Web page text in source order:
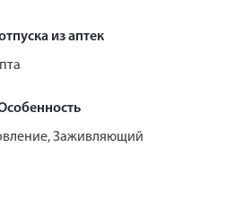
из аптек
Заживляющий